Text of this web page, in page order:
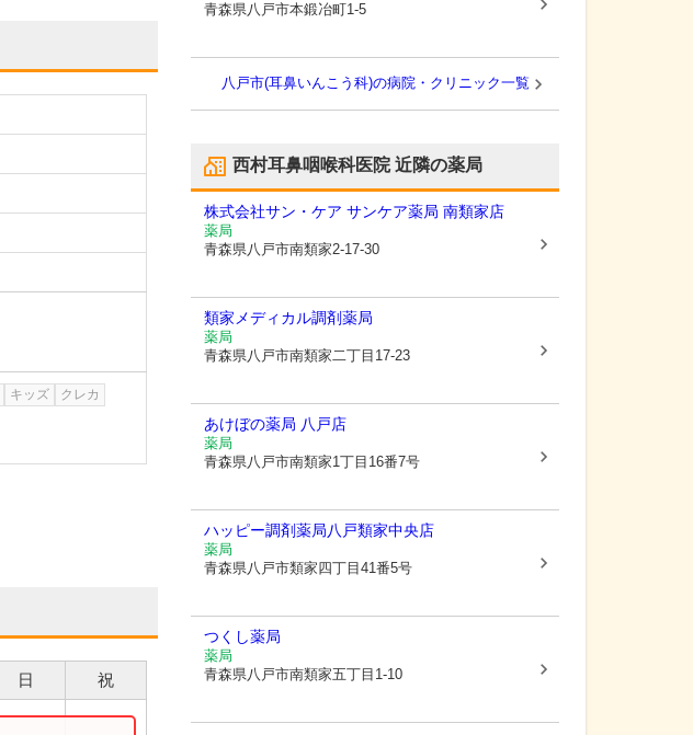
キッズ
クレカ
日 祝
青森県八戸市本鍛冶町1-5
八戸市(耳鼻いんこう科)の病院・クリニック一覧
西村耳鼻咽喉科医院近隣の薬局
株式会社サン・ケア サンケア薬局 南類家店
薬局
青森県八戸市南類家2-17-30
類家メディカル調剤薬局
薬局
青森県八戸市南類家二丁目17-23
あけぼの薬局 八戸店
薬局
青森県八戸市南類家1丁目16番7号
ハッピー調剤薬局八戸類家中央店
薬局
青森県八戸市類家四丁目41番5号
つくし薬局
薬局
青森県八戸市南類家五丁目1-10